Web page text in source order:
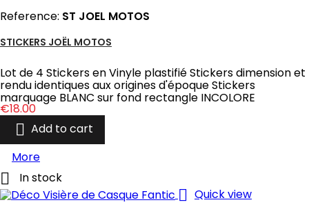
Reference: ST JOEL MOTOS
STICKERS JOËL MOTOS
Lot de 4 Stickers en Vinyle plastifié Stickers dimension et
rendu identiques aux origines d'époque Stickers
marquage BLANC sur fond rectangle INCOLORE
Price
€18.00
 Add to cart
More
 In stock
 Quick view